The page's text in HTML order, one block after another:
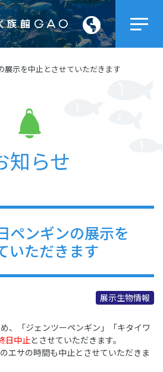
展示を中止とさせていただきます
知らせ
ペンギンの展示を
いただきます
展示生物情報
、「ジェンツーペンギン」「キタイワ
日中止とさせていただきます。
エサの時間も中止とさせていただきま